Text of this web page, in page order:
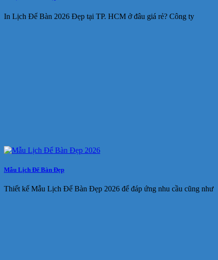
In Lịch Để Bàn 2026 Đẹp tại TP. HCM ở đâu giá rẻ? Công ty
Mẫu Lịch Để Bàn Đẹp
Thiết kế Mẫu Lịch Để Bàn Đẹp 2026 để đáp ứng nhu cầu cũng như